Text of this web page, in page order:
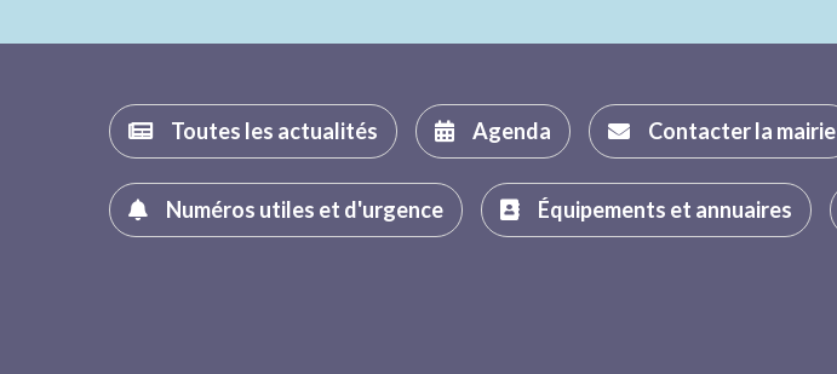
Toutes les actualités Agenda Contacter la mairie
Numéros utiles et d'urgence Équipements et annuaires